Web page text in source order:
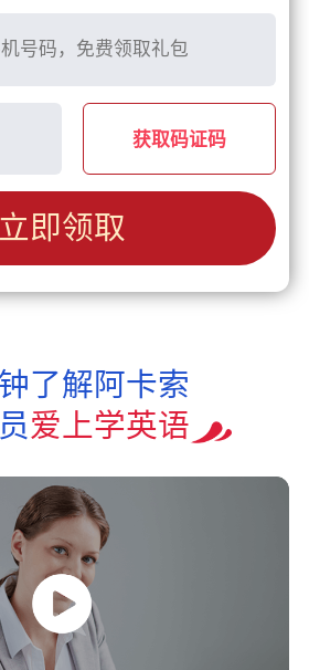
获取码证码
立即领取
了解阿卡索
爱上学英语